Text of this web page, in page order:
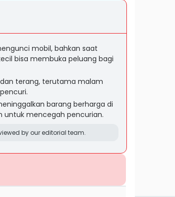
mobil, bahkan saat
bisa membuka peluang bagi
terang, terutama malam
barang berharga di
untuk mencegah pencurian.
by our editorial team.